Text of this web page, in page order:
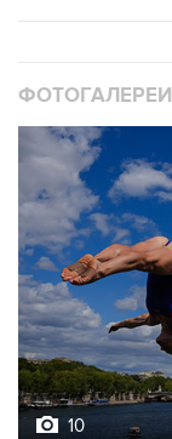
ФОТОГАЛЕРЕИ
10